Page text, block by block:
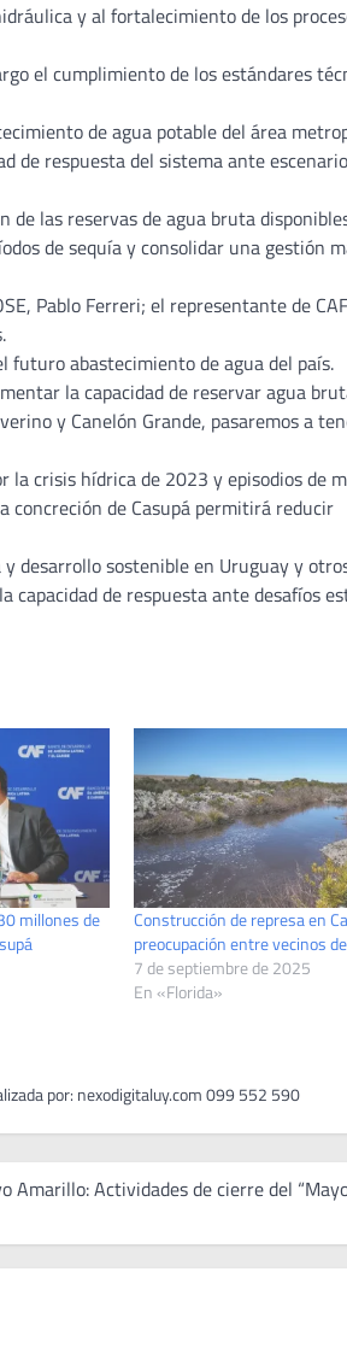
y al fortalecimiento de los
el cumplimiento de los estándares
de agua potable del área
de respuesta del sistema ante
las reservas de agua bruta
de sequía y consolidar una gestión
Pablo Ferreri; el representante de
futuro abastecimiento de agua del país.
la capacidad de reservar agua
y Canelón Grande, pasaremos a
la crisis hídrica de 2023 y episodios de
de Casupá permitirá reducir
desarrollo sostenible en Uruguay y
capacidad de respuesta ante desafíos
millones de
Construcción de represa en
preocupación entre vecinos
7 de septiembre de 2025
En «Florida»
Amarillo: Actividades de cierre del